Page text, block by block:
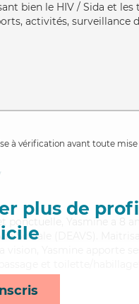
bien le HIV / Sida et
activités, surveillance
à vérification avant toute
plus de
ponctuelle, Yasmine a 8
Sociale (DEAVS).